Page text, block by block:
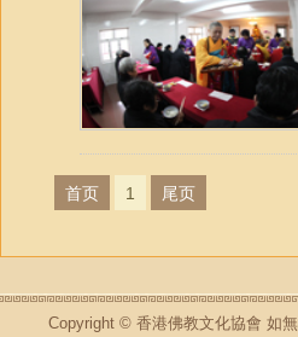
首页 1 尾页
Copyright © 香港佛教文化協會 如